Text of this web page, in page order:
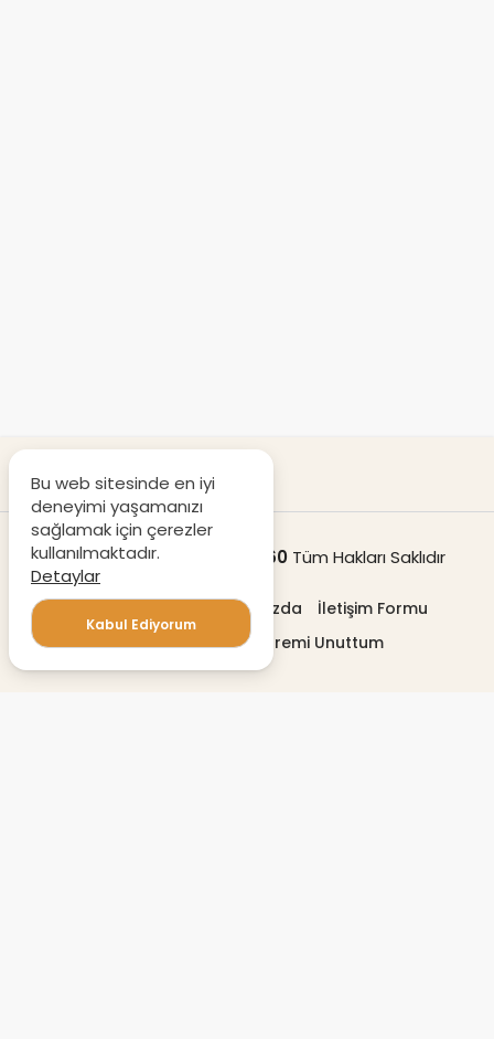
© Copyright 2020 Destek360 Tüm Hakları Saklıdır
Hakkımızda
İletişim Formu
Profilimi Düzenle
Şifremi Unuttum
Bu web sitesinde en iyi
deneyimi yaşamanızı
sağlamak için çerezler
kullanılmaktadır.
Detaylar
Kabul Ediyorum